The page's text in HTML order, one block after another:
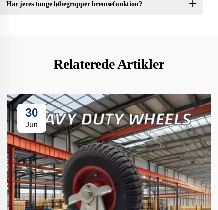
Har jeres tunge løbegrupper bremsefunktion?
Relaterede Artikler
30
Jun